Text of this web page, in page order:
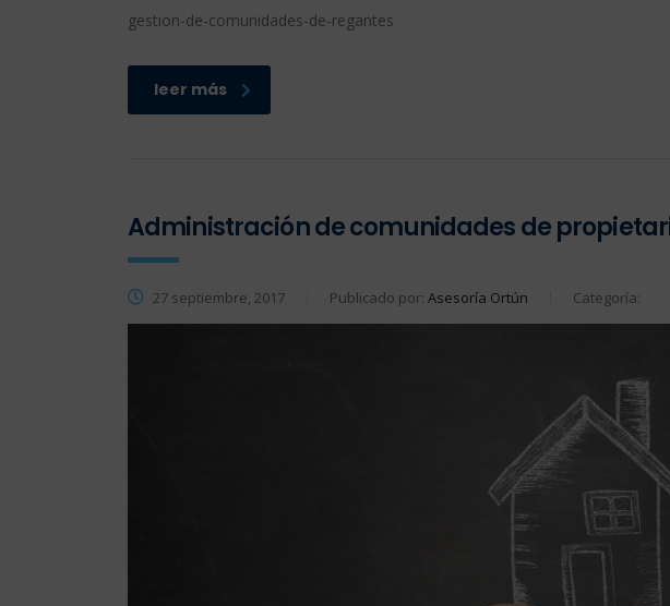
gestion-de-comunidades-de-regantes
leer más
Administración de comunidades de
27 septiembre, 2017 Publicado por: Asesoría Ortún Categoría: